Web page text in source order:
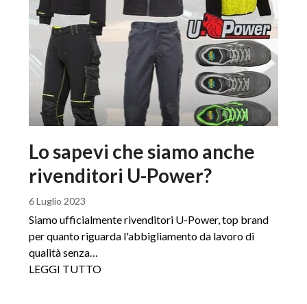
Lo sapevi che siamo anche
rivenditori U-Power?
6 Luglio 2023
Siamo ufficialmente rivenditori U-Power, top brand
per quanto riguarda l'abbigliamento da lavoro di
qualità senza…
LEGGI TUTTO